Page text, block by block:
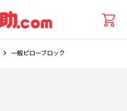
一般ピローブロック